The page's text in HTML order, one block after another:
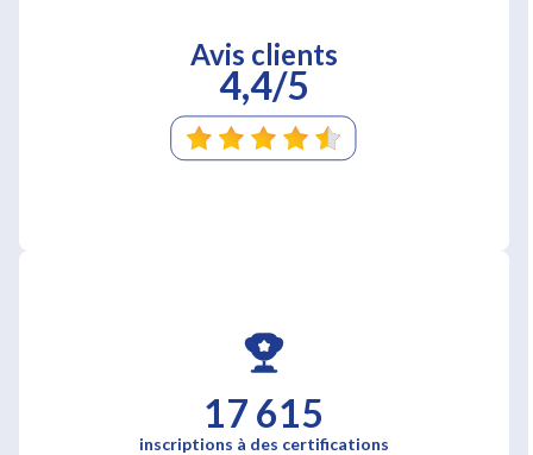
Avis clients
4,4/5
17 615
inscriptions à des certifications